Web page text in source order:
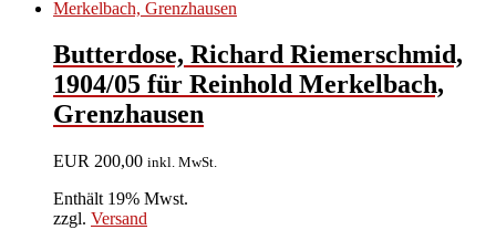
Butterdose, Richard Riemerschmid,
1904/05 für Reinhold Merkelbach,
Grenzhausen
EUR 200,00 inkl. MwSt.
Enthält 19% Mwst.
zzgl. Versand